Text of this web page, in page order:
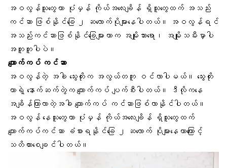
အဝလွန်သူတွေဟာ ပုံမှန် ကိုယ်အလေးချိန် ရှိသူတွေထက် အသည်း
ကင်ဆာ ဖြစ်နိုင်ခြေ ၂ ဆလောက်ပိုများနေပါတယ်။ အဝလွန်ရင်
အသည်းကင်ဆာဖြစ်နိုင်ခြေများတာက အမျိုးသားရော၊ အမျိုးသမီးမှာပါ
အတူတူပါပဲ။
ကျောက်ကပ် ကင်ဆာ
အဝလွန်တဲ့ အခါ သွေးတိုးက အလွယ်တကူ ဝင်လာပါမယ်။ သွေးတိုး
တာရဲ့ နောက်ဆက်တွဲက ကျောက်ကပ် ပျက်စီးပါတယ်။ ဒီလိုကနေ
အချိန်ကြာလာတဲ့အခါ ကျောက်ကပ် ကင်ဆာဖြစ်လာနိုင်ပါတယ်။
အဝလွန် နေသူတွေဟာ ပုံမှန် ကိုယ်အလေးချိန် ရှိသူတွေထက်
ကျောက်ကပ်ကင်ဆာ ခံစားရနိုင်ခြေ ၂ ဆလောက် ပိုများနေတာကြောင့်
သတိထားစေချင်ပါတယ်။